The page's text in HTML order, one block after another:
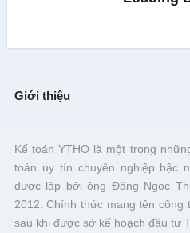
Giới thiệu
Kế toán YTHO là một trong
toán uy tín chuyên nghiệp bậc
được lập bởi ông Đặng Ngọc
2012. Chính thức mang tên công
sau khi được sở kế hoạch đầu tư